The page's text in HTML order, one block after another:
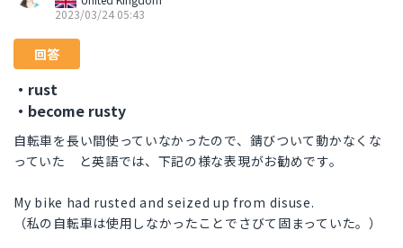
2023/03/24 05:43
回答
・rust
・become rusty
自転車を長い間使っていなかったので、錆びついて動かなくな
っていた と英語では、下記の様な表現がお勧めです。
My bike had rusted and seized up from disuse.
（私の自転車は使用しなかったことでさびて固まっていた。）